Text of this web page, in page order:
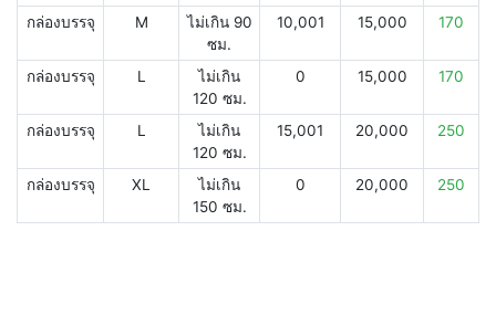
กล่องบรรจุ M
ไม่เกิน 90
ซม.
10,001 15,000 170
กล่องบรรจุ L
ไม่เกิน
120 ซม.
0 15,000 170
กล่องบรรจุ L
ไม่เกิน
120 ซม.
15,001 20,000 250
กล่องบรรจุ XL
ไม่เกิน
150 ซม.
0 20,000 250